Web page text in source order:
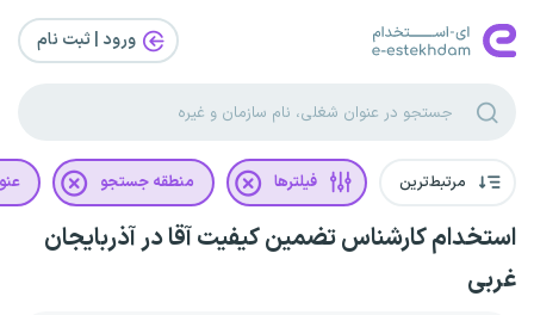
ورود | ثبت‌ نام
مرتبط‌ترین فیلترها منطقه جستجو
استخدام کارشناس تضمین کیفیت آقا در آذربایجان
غربی